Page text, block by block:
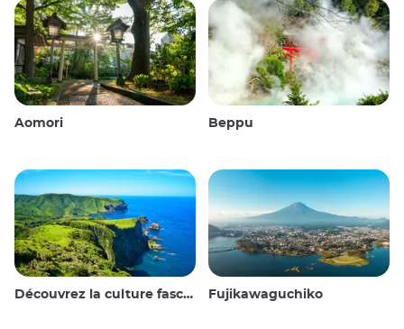
Aomori Beppu
Découvrez la culture fascinante et les paysages époustouflants des îles Oki au Japon Fujikawaguchiko